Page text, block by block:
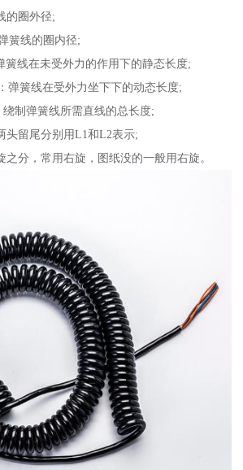
的圈外径;
簧线的圈内径;
簧线在未受外力的作用下的静态长度;
弹簧线在受外力坐下下的动态长度;
制弹簧线所需直线的总长度;
头留尾分别用L1和L2表示;
分，常用右旋，图纸没的一般用右旋。